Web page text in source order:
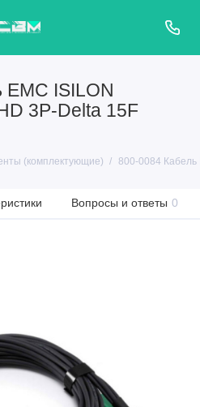
EMC ISILON
3P-Delta 15F
(комплектующие) 800-0084 Кабель
Вопросы и ответы 0